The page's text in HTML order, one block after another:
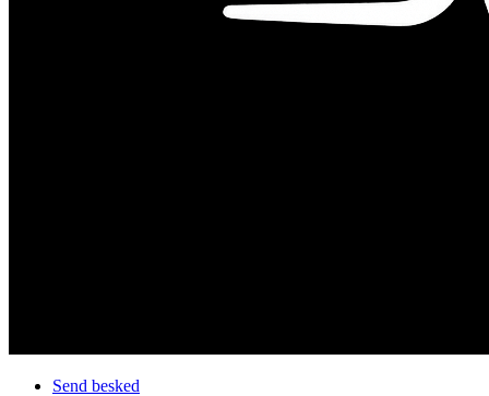
Send besked